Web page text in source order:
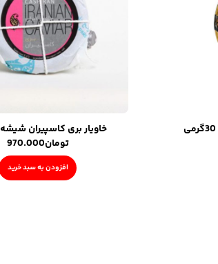
خاویار بری کاسپیران شیشه15 گرمی
تومان970.000
افزودن به سبد خرید